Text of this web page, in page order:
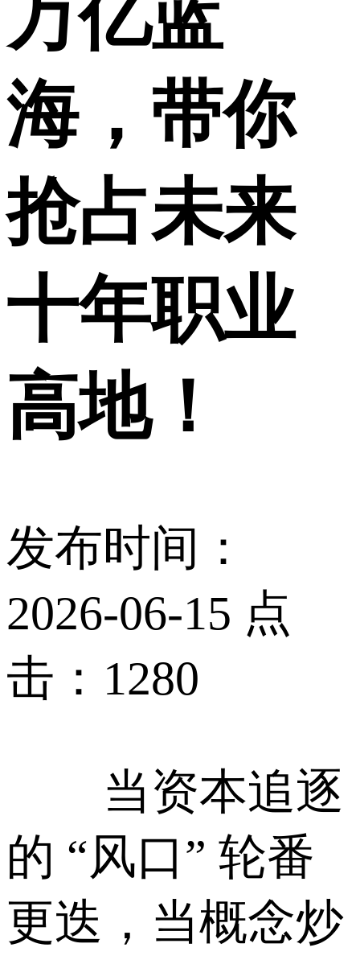
万亿蓝
海，带你
抢占未来
十年职业
高地！
发布时间：
2026-06-15 点
击：1280
当资本追逐
的 “风口” 轮番
更迭，当概念炒